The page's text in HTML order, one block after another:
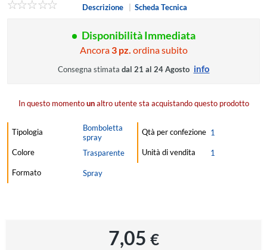
Descrizione Scheda Tecnica
Disponibilità Immediata
Ancora 3 pz. ordina subito
Consegna stimata dal 21 al 24 Agosto info
In questo momentounaltro utente sta acquistando questo prodotto
Tipologia
Bomboletta
spray
Colore
Trasparente
Formato Spray
Qtà per confezione 1
Unità di vendita 1
7,05 €